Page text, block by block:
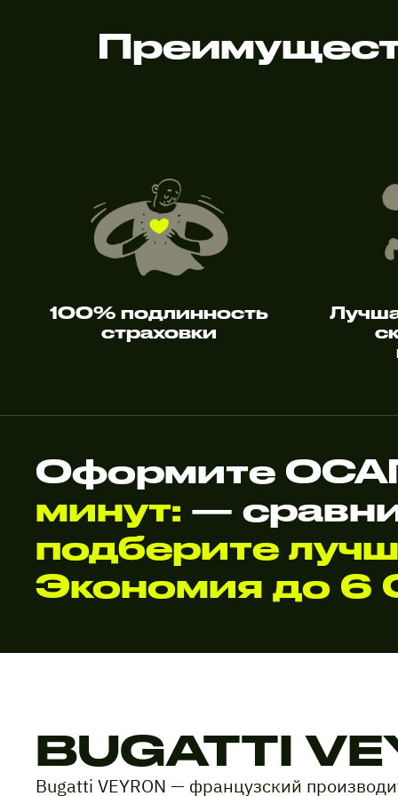
100% подлинность
страховки
Оформите
минут: —
подберите
Экономия до 6
BUGATTI
Bugatti VEYRON — французский